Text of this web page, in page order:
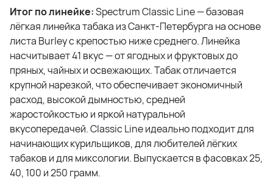
Итог по линейке:Spectrum Classic Line — базовая
лёгкая линейка табака из Санкт-Петербурга на основе
листа Burley с крепостью ниже среднего. Линейка
насчитывает 41 вкус — от ягодных и фруктовых до
пряных, чайных и освежающих. Табак отличается
крупной нарезкой, что обеспечивает экономичный
расход, высокой дымностью, средней
жаростойкостью и яркой натуральной
вкусопередачей. Classic Line идеально подходит для
начинающих курильщиков, для любителей лёгких
табаков и для миксологии. Выпускается в фасовках 25,
40, 100 и 250 грамм.